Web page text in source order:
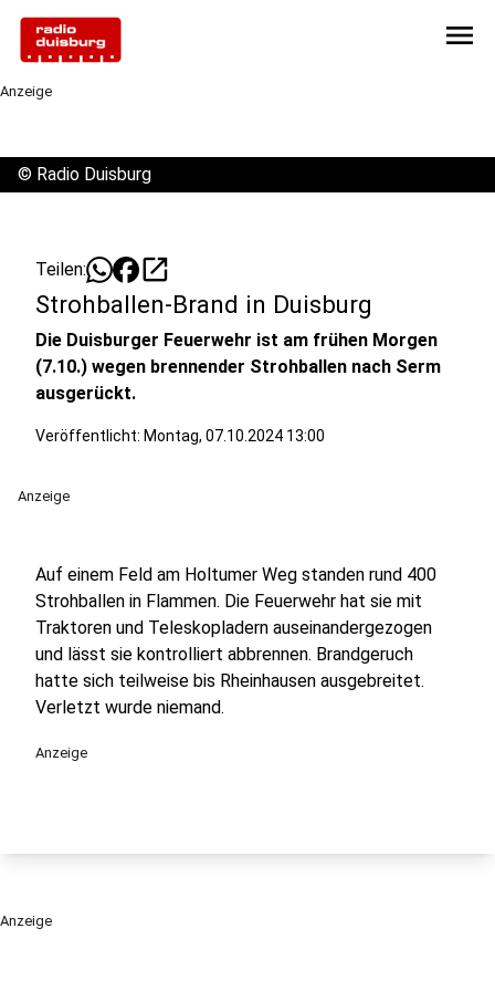
menu
Anzeige
© Radio Duisburg
Teilen: open_in_new
Strohballen-Brand in Duisburg
Die Duisburger Feuerwehr ist am frühen Morgen
(7.10.) wegen brennender Strohballen nach Serm
ausgerückt.
Veröffentlicht: Montag, 07.10.2024 13:00
Anzeige
Auf einem Feld am Holtumer Weg standen rund 400
Strohballen in Flammen. Die Feuerwehr hat sie mit
Traktoren und Teleskopladern auseinandergezogen
und lässt sie kontrolliert abbrennen. Brandgeruch
hatte sich teilweise bis Rheinhausen ausgebreitet.
Verletzt wurde niemand.
Anzeige
Anzeige